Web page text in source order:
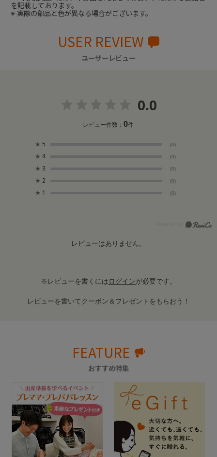
を記載しております。
※ 実際の部品と色が異なる場合がございます。
USER REVIEW
ユーザーレビュー
0.0
レビュー件数：0件
★ 5 (0)
★ 4 (0)
★ 3 (0)
★ 2 (0)
★ 1 (0)
レビューはありません。
※レビューを書くにはログインが必要です。
レビューを書いてクーポン＆プレゼントをもらおう！
FEATURE
おすすめ特集